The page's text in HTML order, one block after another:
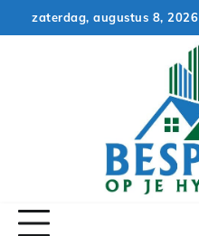
to
zaterdag, augustus 8, 2026